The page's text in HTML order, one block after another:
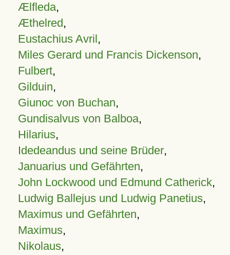
Ælfleda,
Æthelred,
Eustachius Avril,
Miles Gerard und Francis Dickenson,
Fulbert,
Gilduin,
Giunoc von Buchan,
Gundisalvus von Balboa,
Hilarius,
Idedeandus und seine Brüder,
Januarius und Gefährten,
John Lockwood und Edmund Catherick,
Ludwig Ballejus und Ludwig Panetius,
Maximus und Gefährten,
Maximus,
Nikolaus,